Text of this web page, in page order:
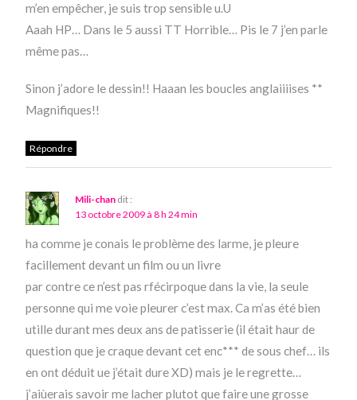
m’en empêcher, je suis trop sensible u.U
Aaah HP… Dans le 5 aussi TT Horrible… Pis le 7 j’en parle
même pas…
Sinon j’adore le dessin!! Haaan les boucles anglaiiiises **
Magnifiques!!
Répondre
Mili-chan dit :
13 octobre 2009 à 8 h 24 min
ha comme je conais le problème des larme, je pleure
facillement devant un film ou un livre
par contre ce n’est pas rfécirpoque dans la vie, la seule
personne qui me voie pleurer c’est max. Ca m’as été bien
utille durant mes deux ans de patisserie (il était haur de
question que je craque devant cet enc*** de sous chef… ils
en ont déduit ue j’était dure XD) mais je le regrette…
j’aiùerais savoir me lacher plutot que faire une grosse